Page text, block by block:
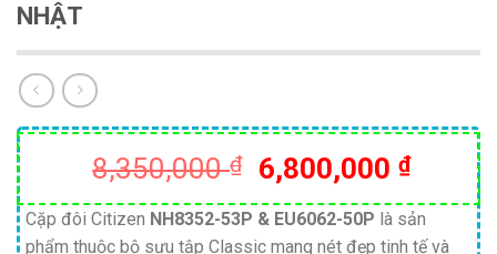
NHẬT
8,350,000₫
Giá
gốc
là:
6,800,000 ₫Giá
hiện
tại
Cặp đôi Citizen NH8352-53P & EU6062-50P là sản
phẩm thuộc bộ sưu tập Classic mang nét đẹp tinh tế và